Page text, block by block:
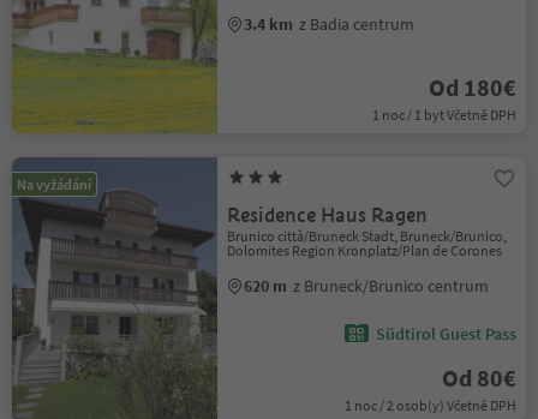
3.4 km z Badia centrum
Od 180€
1 noc / 1 byt Včetně DPH
Na vyžádání
Residence Haus Ragen
Brunico città/Bruneck Stadt, Bruneck/Brunico,
Dolomites Region Kronplatz/Plan de Corones
620 m z Bruneck/Brunico centrum
Südtirol Guest Pass
Od 80€
1 noc / 2 osob(y) Včetně DPH